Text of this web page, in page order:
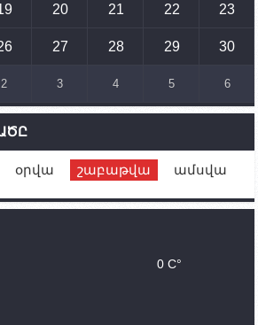
հայկական դիրքերի անձնակազմի
տեղափոխող մեքենայի
խորհրդարանականը՝ Ալեն
ԱԳ նախարարը կայցելի Հայաստան
կմնան ԼՂ-ում՝ մինչև
աշխատանքների
20 21 22 23
27 28 29 30
2 3 4 5 6
օրվա շաբաթվա ամսվա
0 C°